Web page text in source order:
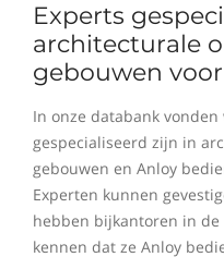
Experts
architecturale
gebouwen
In onze databank
gespecialiseerd zijn in
gebouwen en Anloy
Experten kunnen
hebben bijkantoren in
kennen dat ze Anloy